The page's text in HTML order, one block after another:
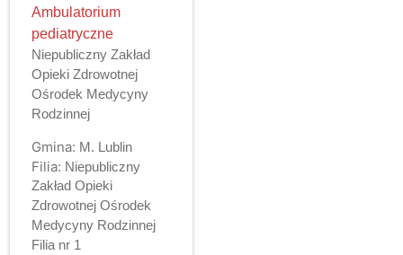
Ambulatorium
pediatryczne
Niepubliczny Zakład
Opieki Zdrowotnej
Ośrodek Medycyny
Rodzinnej
Gmina: M. Lublin
Filia: Niepubliczny
Zakład Opieki
Zdrowotnej Ośrodek
Medycyny Rodzinnej
Filia nr 1